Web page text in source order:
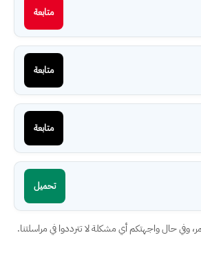
متابعة
متابعة
متابعة
تحميل
وفي حال واجهتكم أي مشكلة لا تترددوا في مراسلتنا.